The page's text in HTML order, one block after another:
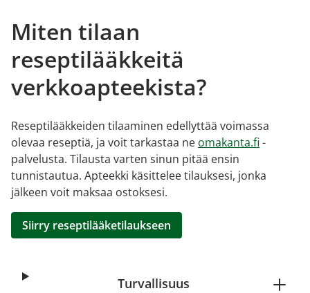
Miten tilaan
reseptilääkkeitä
verkkoapteekista?
Reseptilääkkeiden tilaaminen edellyttää voimassa
olevaa reseptiä, ja voit tarkastaa ne omakanta.fi -
palvelusta. Tilausta varten sinun pitää ensin
tunnistautua. Apteekki käsittelee tilauksesi, jonka
jälkeen voit maksaa ostoksesi.
Siirry reseptilääketilaukseen
Turvallisuus